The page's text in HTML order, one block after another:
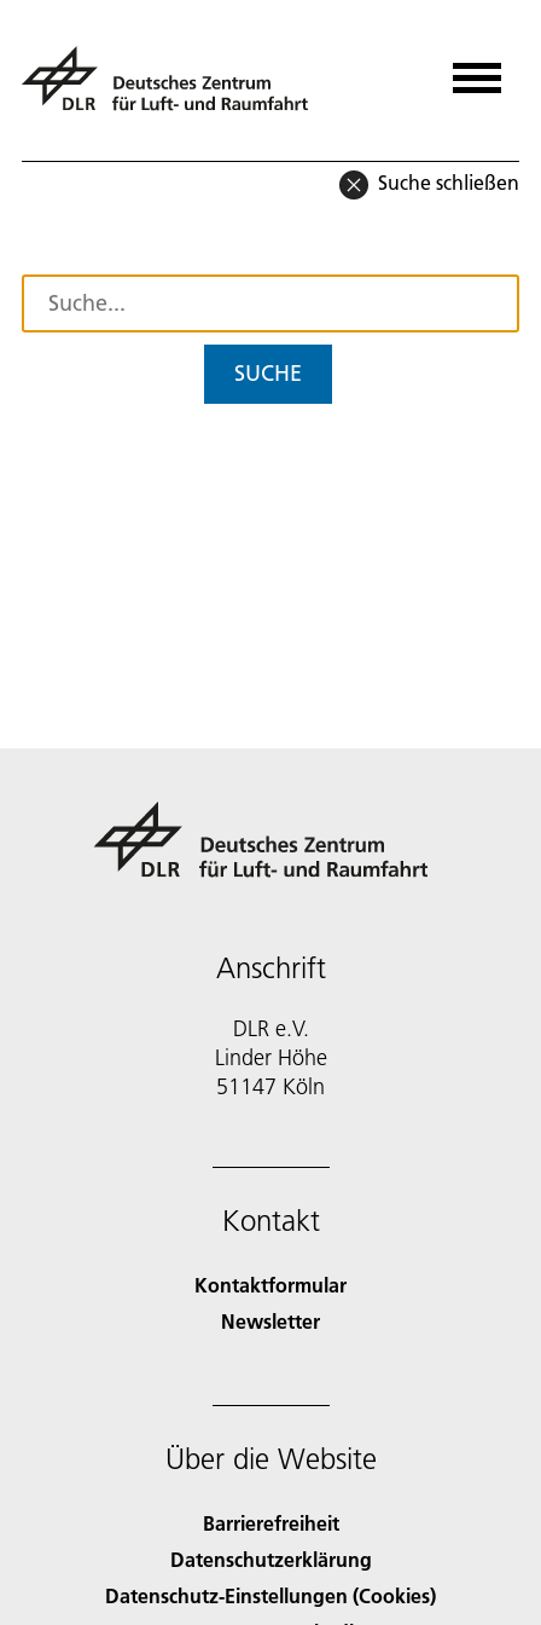
Suche schließen
SUCHE
Anschrift
DLR e.V.
Linder Höhe
51147 Köln
Kontakt
Kontaktformular
Newsletter
Über die Website
Barrierefreiheit
Datenschutzerklärung
Datenschutz-Einstellungen (Cookies)